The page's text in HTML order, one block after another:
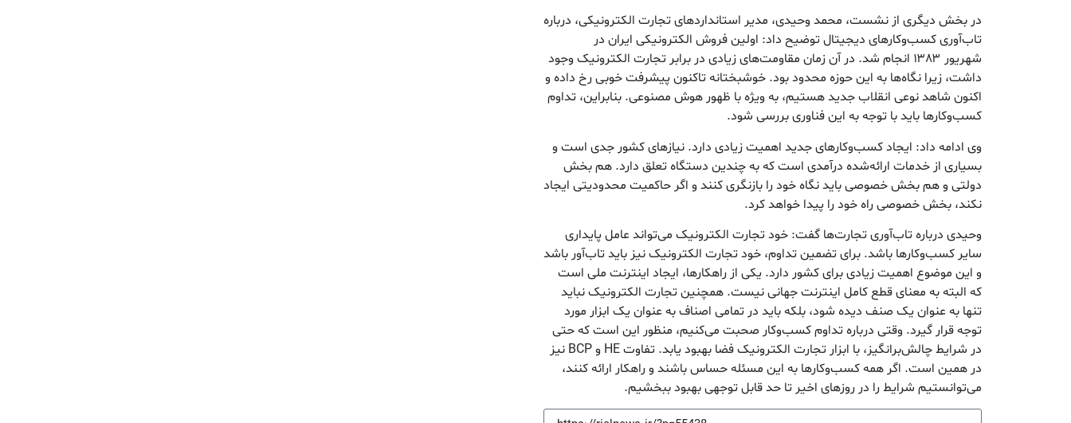
در بخش دیگری از نشست، محمد وحیدی، مدیر استانداردهای تجارت الکترونیکی، درباره
تاب‌آوری کسب‌وکارهای دیجیتال توضیح داد: اولین فروش الکترونیکی ایران در
شهریور ۱۳۸۳ انجام شد. در آن زمان مقاومت‌های زیادی در برابر تجارت الکترونیک وجود
داشت، زیرا نگاه‌ها به این حوزه محدود بود. خوشبختانه تاکنون پیشرفت خوبی رخ داده و
اکنون شاهد نوعی انقلاب جدید هستیم، به ویژه با ظهور هوش مصنوعی. بنابراین، تداوم
کسب‌وکارها باید با توجه به این فناوری بررسی شود.
وی ادامه داد: ایجاد کسب‌وکارهای جدید اهمیت زیادی دارد. نیازهای کشور جدی است و
بسیاری از خدمات ارائه‌شده درآمدی است که به چندین دستگاه تعلق دارد. هم بخش
دولتی و هم بخش خصوصی باید نگاه خود را بازنگری کنند و اگر حاکمیت محدودیتی ایجاد
نکند، بخش خصوصی راه خود را پیدا خواهد کرد.
وحیدی درباره تاب‌آوری تجارت‌ها گفت: خود تجارت الکترونیک می‌تواند عامل پایداری
سایر کسب‌وکارها باشد. برای تضمین تداوم، خود تجارت الکترونیک نیز باید تاب‌آور باشد
و این موضوع اهمیت زیادی برای کشور دارد. یکی از راهکارها، ایجاد اینترنت ملی است
که البته به معنای قطع کامل اینترنت جهانی نیست. همچنین تجارت الکترونیک نباید
تنها به عنوان یک صنف دیده شود، بلکه باید در تمامی اصناف به عنوان یک ابزار مورد
توجه قرار گیرد. وقتی درباره تداوم کسب‌وکار صحبت می‌کنیم، منظور این است که حتی
در شرایط چالش‌برانگیز، با ابزار تجارت الکترونیک فضا بهبود یابد. تفاوت HE و BCP نیز
در همین است. اگر همه کسب‌وکارها به این مسئله حساس باشند و راهکار ارائه کنند،
می‌توانستیم شرایط را در روزهای اخیر تا حد قابل توجهی بهبود ببخشیم.